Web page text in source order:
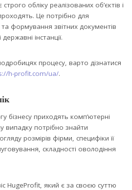
обліку реалізованих об’єктів і
Це потрібно для
формування звітних документів
інстанції.
процесу, варто дізнатися
h-profit.com/ua/.
бізнесу приходять комп’ютерні
потрібно знайти
розмірів фірми, специфіки її
складності оволодіння
HugeProfit, який є за своєю суттю